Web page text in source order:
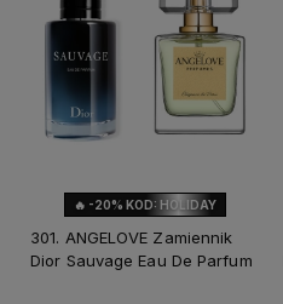
🔥 -20% KOD: HOLIDAY
301. ANGELOVE Zamiennik
Dior Sauvage Eau De Parfum